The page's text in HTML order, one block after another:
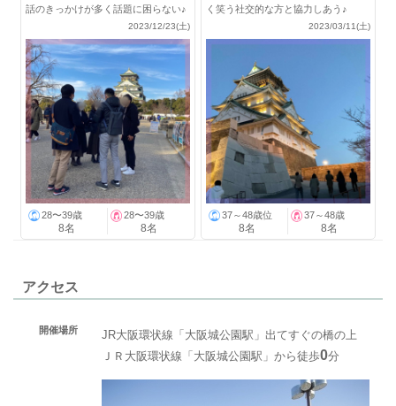
話のきっかけが多く話題に困らない♪
2023/12/23(土)
28〜39歳
8名
28〜39歳
8名
く笑う社交的な方と協力しあう♪
2023/03/11(土)
37～48歳位
8名
37～48歳
8名
アクセス
開催場所
JR大阪環状線「大阪城公園駅」出てすぐの橋の上
ＪＲ大阪環状線「大阪城公園駅」から徒歩0分